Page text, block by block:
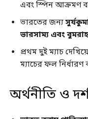
এবং স্পিন আক্রমণ
ভারতের জন্য
ভারসাম্য এবং
প্রথম দুই ম্যাচ
ম্যাচের ফল নির্ধারণ
অর্থনীতি ও